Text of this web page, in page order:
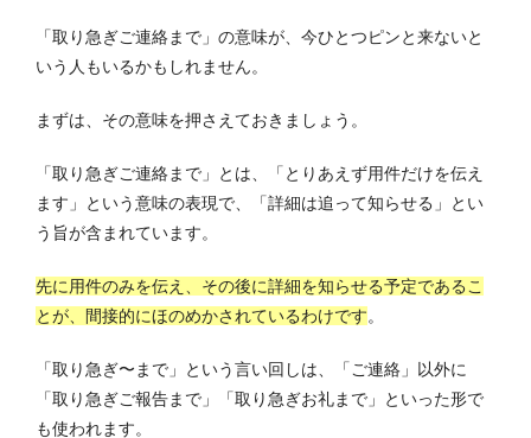
「取り急ぎご連絡まで」の意味が、今ひとつピンと来ないと
いう人もいるかもしれません。
まずは、その意味を押さえておきましょう。
「取り急ぎご連絡まで」とは、「とりあえず用件だけを伝え
ます」という意味の表現で、「詳細は追って知らせる」とい
う旨が含まれています。
先に用件のみを伝え、その後に詳細を知らせる予定であるこ
とが、間接的にほのめかされているわけです。
「取り急ぎ〜まで」という言い回しは、「ご連絡」以外に
「取り急ぎご報告まで」「取り急ぎお礼まで」といった形で
も使われます。